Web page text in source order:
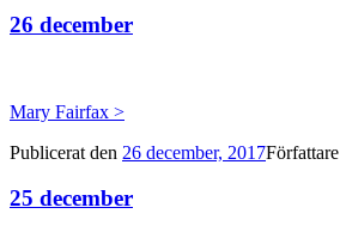
26 december
Mary Fairfax >
Publicerat den 26 december, 2017Författare
25 december